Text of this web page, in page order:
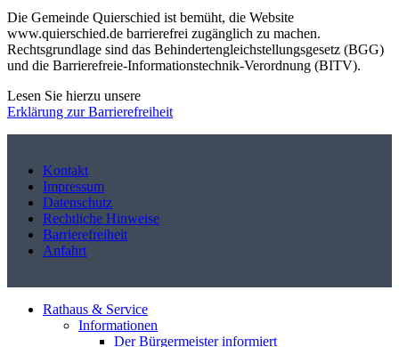
Die Gemeinde Quierschied ist bemüht, die Website
www.quierschied.de barrierefrei zugänglich zu machen.
Rechtsgrundlage sind das Behindertengleichstellungsgesetz (BGG)
und die Barrierefreie-Informationstechnik-Verordnung (BITV).
Lesen Sie hierzu unsere
Erklärung zur Barrierefreiheit
Kontakt
Impressum
Datenschutz
Rechtliche Hinweise
Barrierefreiheit
Anfahrt
Rathaus & Service
Informationen
Der Bürgermeister informiert